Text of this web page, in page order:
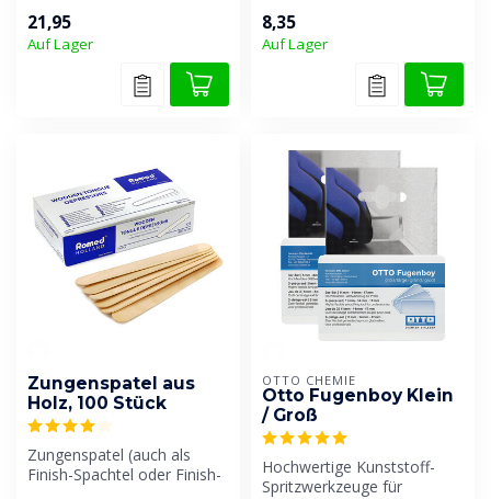
21,95
Auf Lager
8,35
Auf Lager
Zungenspatel aus
Holz, 100 Stück
Zungenspatel (auch als
Finish-Spachtel oder Finish-
OTTO CHEMIE
Otto Fugenboy Klein
/ Groß
Hochwertige Kunststoff-
Spritzwerkzeuge für